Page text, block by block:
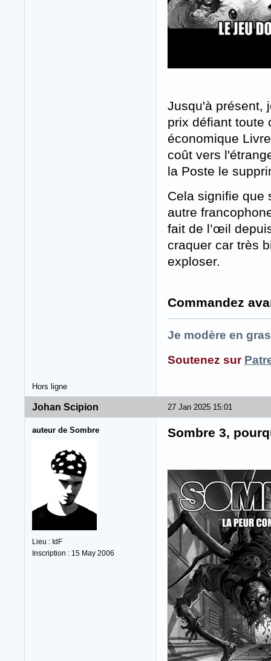
Jusqu'à présent,
prix défiant toute
économique
coût vers
la Poste le
Cela signifie que
autre
fait de l’œil
craquer car très
exploser.
Commandez
Je modère en
Soutenez sur
Hors ligne
27 Jan 2025 15:01
Johan Scipion
auteur de Sombre
Lieu : IdF
Inscription : 15 May 2006
Sombre 3,